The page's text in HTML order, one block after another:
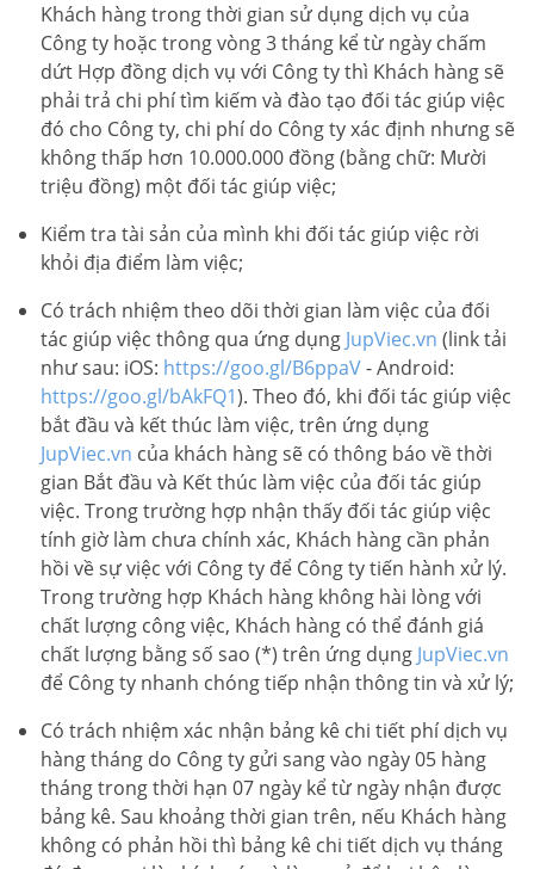
Khách hàng trong thời gian sử dụng dịch vụ của
Công ty hoặc trong vòng 3 tháng kể từ ngày chấm
dứt Hợp đồng dịch vụ với Công ty thì Khách hàng sẽ
phải trả chi phí tìm kiếm và đào tạo đối tác giúp việc
đó cho Công ty, chi phí do Công ty xác định nhưng sẽ
không thấp hơn 10.000.000 đồng (bằng chữ: Mười
triệu đồng) một đối tác giúp việc;
Kiểm tra tài sản của mình khi đối tác giúp việc rời
khỏi địa điểm làm việc;
Có trách nhiệm theo dõi thời gian làm việc của đối
tác giúp việc thông qua ứng dụng JupViec.vn (link tải
như sau: iOS: https://goo.gl/B6ppaV- Android:
https://goo.gl/bAkFQ1). Theo đó, khi đối tác giúp việc
bắt đầu và kết thúc làm việc, trên ứng dụng
JupViec.vn của khách hàng sẽ có thông báo về thời
gian Bắt đầu và Kết thúc làm việc của đối tác giúp
việc. Trong trường hợp nhận thấy đối tác giúp việc
tính giờ làm chưa chính xác, Khách hàng cần phản
hồi về sự việc với Công ty để Công ty tiến hành xử lý.
Trong trường hợp Khách hàng không hài lòng với
chất lượng công việc, Khách hàng có thể đánh giá
chất lượng bằng số sao (*) trên ứng dụng JupViec.vn
để Công ty nhanh chóng tiếp nhận thông tin và xử lý;
Có trách nhiệm xác nhận bảng kê chi tiết phí dịch vụ
hàng tháng do Công ty gửi sang vào ngày 05 hàng
tháng trong thời hạn 07 ngày kể từ ngày nhận được
bảng kê. Sau khoảng thời gian trên, nếu Khách hàng
không có phản hồi thì bảng kê chi tiết dịch vụ tháng